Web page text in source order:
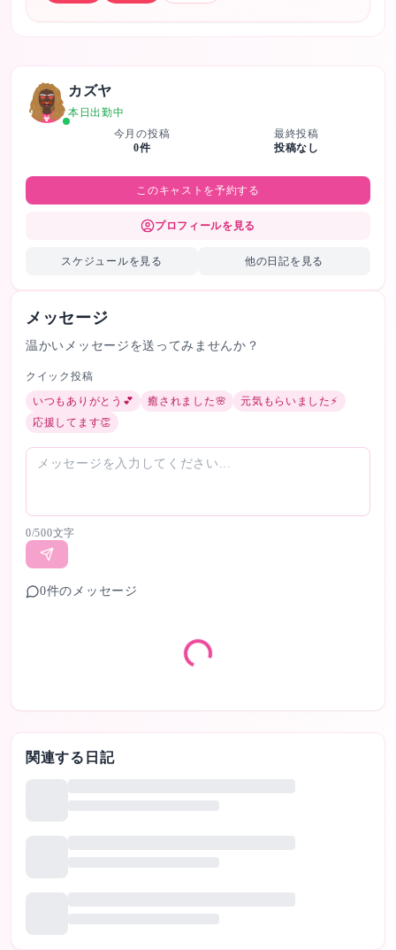
カズヤ
本日出勤中
今月の投稿
0件
最終投稿
投稿なし
このキャストを予約する
プロフィールを見る
スケジュールを見る 他の日記を見る
メッセージ
温かいメッセージを送ってみませんか？
クイック投稿
いつもありがとう💕
癒されました🌸
元気もらいました⚡
応援してます👏
0/500文字
0件のメッセージ
関連する日記